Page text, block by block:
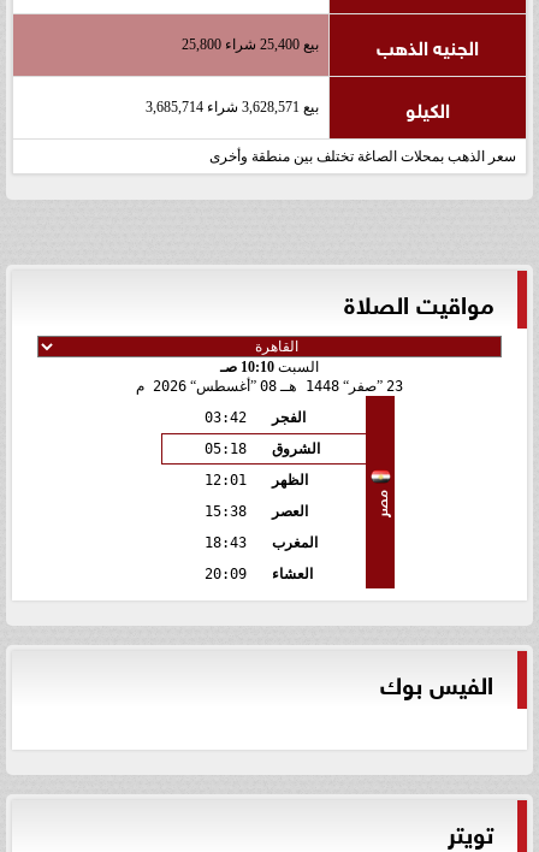
الجنيه الذهب بيع 25,400 شراء 25,800
الكيلو بيع 3,628,571 شراء 3,685,714
سعر الذهب بمحلات الصاغة تختلف بين منطقة وأخرى
مواقيت الصلاة
السبت 10:10 صـ
23 صفر 1448 هـ 08 أغسطس 2026 م
مصر
الفجر
03:42
الشروق
05:18
الظهر
12:01
العصر
15:38
المغرب
18:43
العشاء
20:09
الفيس بوك
تويتر